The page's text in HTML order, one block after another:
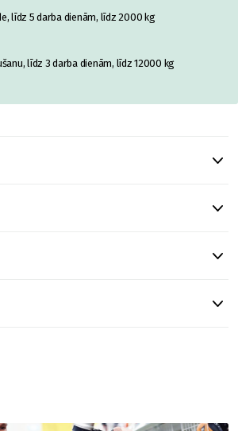
līdz 5 darba dienām, līdz 2000 kg
līdz 3 darba dienām, līdz 12000 kg